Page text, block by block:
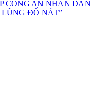
CÔNG AN NHÂN DÂN
ĐỔ NÁT”